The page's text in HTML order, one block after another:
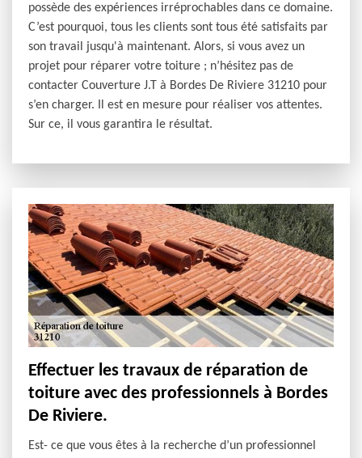
possède des expériences irréprochables dans ce domaine.
C’est pourquoi, tous les clients sont tous été satisfaits par
son travail jusqu'à maintenant. Alors, si vous avez un
projet pour réparer votre toiture ; n’hésitez pas de
contacter Couverture J.T à Bordes De Riviere 31210 pour
s’en charger. Il est en mesure pour réaliser vos attentes.
Sur ce, il vous garantira le résultat.
Effectuer les travaux de réparation de
toiture avec des professionnels à Bordes
De Riviere.
Est- ce que vous êtes à la recherche d’un professionnel